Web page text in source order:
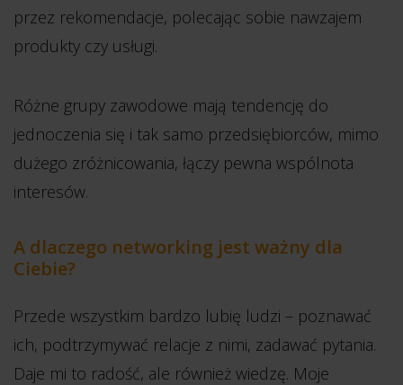
przez rekomendacje, polecając sobie nawzajem
produkty czy usługi.
Różne grupy zawodowe mają tendencję do
jednoczenia się i tak samo przedsiębiorców, mimo
dużego zróżnicowania, łączy pewna wspólnota
interesów.
A dlaczego networking jest ważny dla
Ciebie?
Przede wszystkim bardzo lubię ludzi – poznawać
ich, podtrzymywać relacje z nimi, zadawać pytania.
Daje mi to radość, ale również wiedzę. Moje